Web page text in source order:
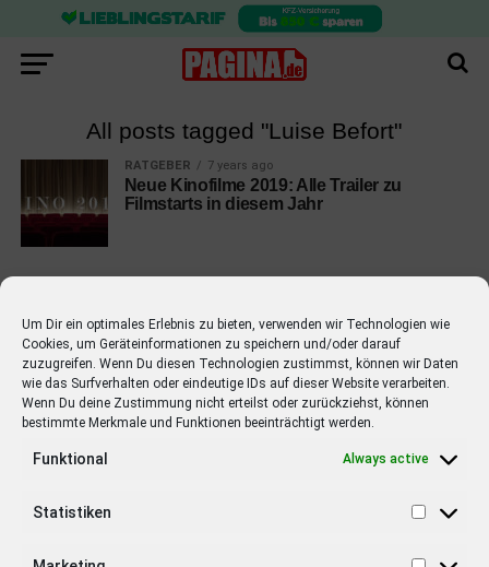
Um Dir ein optimales Erlebnis zu bieten, verwenden wir Technologien wie
Cookies, um Geräteinformationen zu speichern und/oder darauf
zuzugreifen. Wenn Du diesen Technologien zustimmst, können wir Daten
wie das Surfverhalten oder eindeutige IDs auf dieser Website verarbeiten.
Wenn Du deine Zustimmung nicht erteilst oder zurückziehst, können
bestimmte Merkmale und Funktionen beeinträchtigt werden.
Funktional Always active
Statistiken
All posts tagged "Luise Befort"
RATGEBER 7 years ago
Neue Kinofilme 2019: Alle Trailer zu
Filmstarts in diesem Jahr
EMPFOHLEN
STARS 4 years ago
Barbara Schöneberger Moderatorin
von “Verstehen Sie Spaß?”